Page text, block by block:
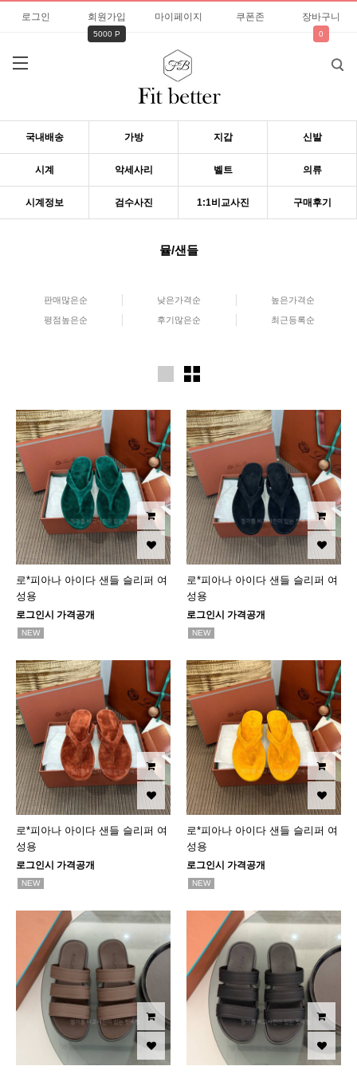
로그인 회원가입
5000 P
마이페이지 쿠폰존 장바구니
0
국내배송 가방 지갑 신발
시계 악세사리 벨트 의류
시계정보 검수사진 1:1비교사진 구매후기
뮬/샌들
판매많은순 낮은가격순 높은가격순
평점높은순 후기많은순 최근등록순
로*피아나 아이다 샌들 슬리퍼 여
성용
로그인시 가격공개
NEW
로*피아나 아이다 샌들 슬리퍼 여
성용
로그인시 가격공개
NEW
로*피아나 아이다 샌들 슬리퍼 여
성용
로그인시 가격공개
NEW
로*피아나 아이다 샌들 슬리퍼 여
성용
로그인시 가격공개
NEW